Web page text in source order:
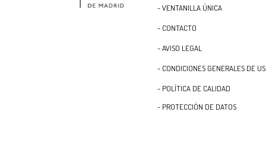
- VENTANILLA ÚNICA
- CONTACTO
- AVISO LEGAL
- CONDICIONES GENERALES DE
- POLÍTICA DE CALIDAD
- PROTECCIÓN DE DATOS